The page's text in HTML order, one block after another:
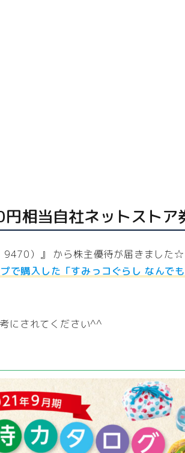
相当自社ネットストア
）』 から株主優待が届きました☆
で購入した「すみっコぐらし なんで
にされてください^^